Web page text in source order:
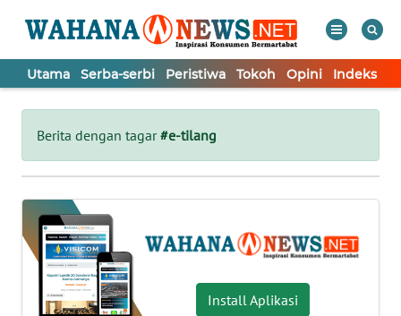
Utama Serba-serbi Peristiwa Tokoh Opini Indeks
Berita dengan tagar#e-tilang
Install Aplikasi
Tutup
UTAMA
SERBA-
SERBI
PERISTIWA